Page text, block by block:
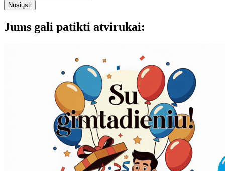
Nusiųsti
Jums gali patikti atvirukai: